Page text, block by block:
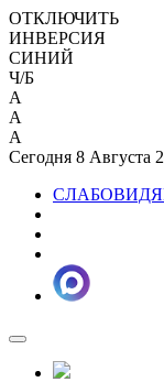
ОТКЛЮЧИТЬ
ИНВЕРСИЯ
СИНИЙ
Ч/Б
A
A
A
Сегодня 8 Августа